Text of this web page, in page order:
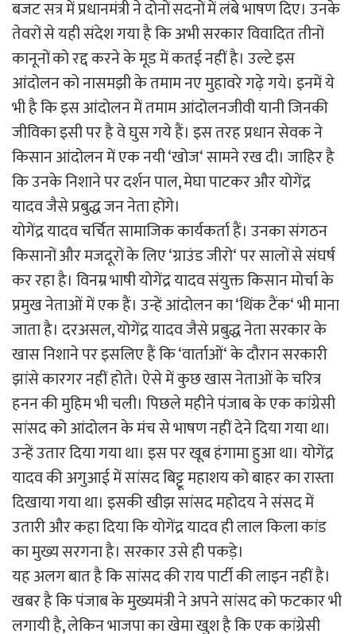
बजट सत्र में प्रधानमंत्री ने दोनों सदनों में लंबे भाषण दिए। उनके
तेवरों से यही संदेश गया है कि अभी सरकार विवादित तीनों
कानूनों को रद्द करने के मूड में कतई नहीं है। उल्टे इस
आंदोलन को नासमझी के तमाम नए मुहावरे गढ़े गये। इनमें ये
भी है कि इस आंदोलन में तमाम आंदोलनजीवी यानी जिनकी
जीविका इसी पर है वे घुस गये हैं। इस तरह प्रधान सेवक ने
किसान आंदोलन में एक नयी ‘खोज‘ सामने रख दी। जाहिर है
कि उनके निशाने पर दर्शन पाल, मेघा पाटकर और योगेंद्र
यादव जैसे प्रबुद्ध जन नेता होंगे।
योगेंद्र यादव चर्चित सामाजिक कार्यकर्ता हैं। उनका संगठन
किसानों और मजदूरों के लिए ‘ग्राउंड जीरो‘ पर सालों से संघर्ष
कर रहा है। विनम्र भाषी योगेंद्र यादव संयुक्त किसान मोर्चा के
प्रमुख नेताओं में एक हैं। उन्हें आंदोलन का ‘थिंक टैंक‘ भी माना
जाता है। दरअसल, योगेंद्र यादव जैसे प्रबुद्ध नेता सरकार के
खास निशाने पर इसलिए हैं कि ‘वार्ताओं‘ के दौरान सरकारी
झांसे कारगर नहीं होते। ऐसे में कुछ खास नेताओं के चरित्र
हनन की मुहिम भी चली। पिछले महीने पंजाब के एक कांग्रेसी
सांसद को आंदोलन के मंच से भाषण नहीं देने दिया गया था।
उन्हें उतार दिया गया था। इस पर खूब हंगामा हुआ था। योगेंद्र
यादव की अगुआई में सांसद बिट्टू महाशय को बाहर का रास्ता
दिखाया गया था। इसकी खीझ सांसद महोदय ने संसद में
उतारी और कहा दिया कि योगेंद्र यादव ही लाल किला कांड
का मुख्य सरगना है। सरकार उसे ही पकड़े।
यह अलग बात है कि सांसद की राय पार्टी की लाइन नहीं है।
खबर है कि पंजाब के मुख्यमंत्री ने अपने सांसद को फटकार भी
लगायी है, लेकिन भाजपा का खेमा खुश है कि एक कांग्रेसी